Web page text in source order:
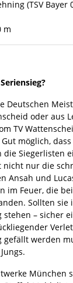
(TSV Bayer
m
Deutschen
oder aus
TV
möglich,
die Siegerlisten
nicht nur die
Ansah und
im Feuer, die
Sollten
– sicher
gefällt werden
München